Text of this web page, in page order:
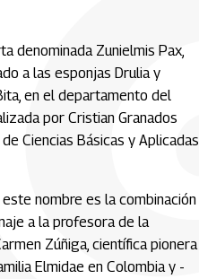
denominada Zunielmis Pax,
a las esponjas Drulia y
en el departamento del
por Cristian Granados
Ciencias Básicas y Aplicadas
nombre es la combinación
a la profesora de la
Zúñiga, científica pionera
Elmidae en Colombia y -